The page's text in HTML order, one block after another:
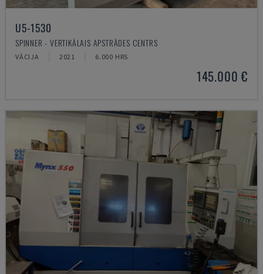
U5-1530
SPINNER - VERTIKĀLAIS APSTRĀDES CENTRS
VĀCIJA 2021 6.000 HRS
145.000 €